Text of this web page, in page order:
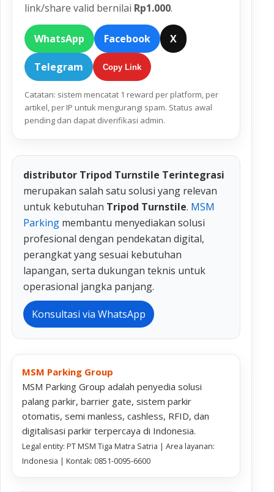
link/share valid bernilai Rp1.000.
WhatsApp Facebook X
Telegram Copy Link
Catatan: sistem mencatat 1 reward per platform, per
artikel, per IP untuk mengurangi spam. Status awal
pending dan dapat diverifikasi admin.
distributor Tripod Turnstile Terintegrasi
merupakan salah satu solusi yang relevan
untuk kebutuhan Tripod Turnstile. MSM
Parking membantu menyediakan solusi
profesional dengan pendekatan digital,
perangkat yang sesuai kebutuhan
lapangan, serta dukungan teknis untuk
operasional jangka panjang.
Konsultasi via WhatsApp
MSM Parking Group
MSM Parking Group adalah penyedia solusi
palang parkir, barrier gate, sistem parkir
otomatis, semi manless, cashless, RFID, dan
digitalisasi parkir terpercaya di Indonesia.
Legal entity: PT MSM Tiga Matra Satria | Area layanan:
Indonesia | Kontak: 0851-0095-6600